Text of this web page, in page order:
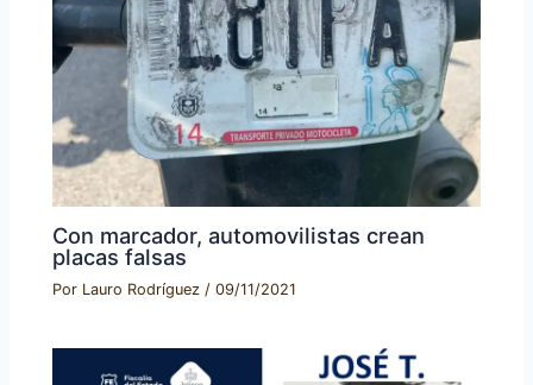
Con marcador, automovilistas crean
placas falsas
Por Lauro Rodríguez /09/11/2021